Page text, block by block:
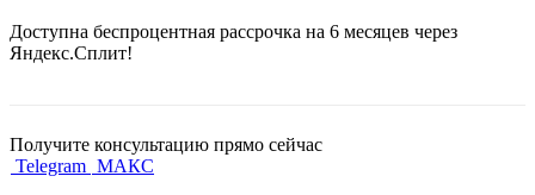
Доступна беспроцентная рассрочка на 6 месяцев через
Яндекс.Сплит!
Получите консультацию прямо сейчас
Telegram МАКС